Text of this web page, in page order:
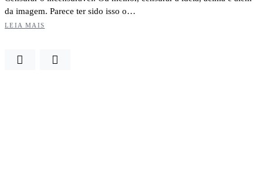
da imagem. Parece ter sido isso o…
LEIA MAIS